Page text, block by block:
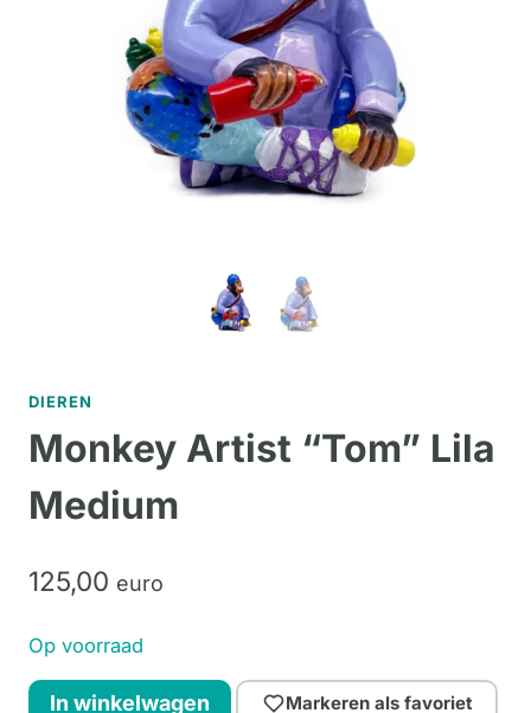
DIEREN
Monkey Artist “Tom” Lila
Medium
125,00 euro
Op voorraad
Monkey
In winkelwagen Markeren als favoriet